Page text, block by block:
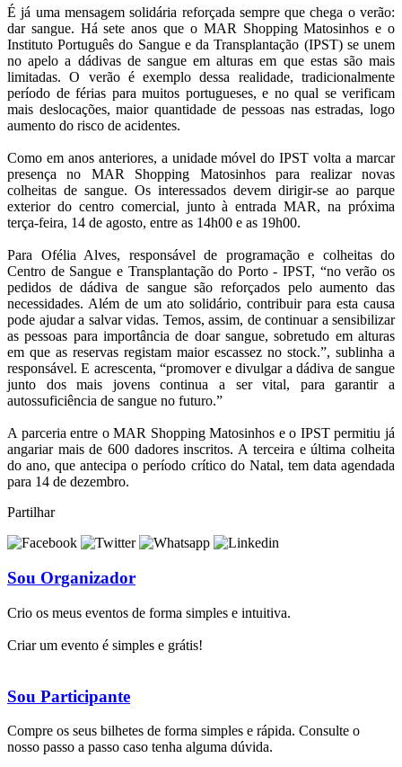
É já uma mensagem solidária reforçada sempre que chega o verão:
dar sangue. Há sete anos que o MAR Shopping Matosinhos e o
Instituto Português do Sangue e da Transplantação (IPST) se unem
no apelo a dádivas de sangue em alturas em que estas são mais
limitadas. O verão é exemplo dessa realidade, tradicionalmente
período de férias para muitos portugueses, e no qual se verificam
mais deslocações, maior quantidade de pessoas nas estradas, logo
aumento do risco de acidentes.
Como em anos anteriores, a unidade móvel do IPST volta a marcar
presença no MAR Shopping Matosinhos para realizar novas
colheitas de sangue. Os interessados devem dirigir-se ao parque
exterior do centro comercial, junto à entrada MAR, na próxima
terça-feira, 14 de agosto, entre as 14h00 e as 19h00.
Para Ofélia Alves, responsável de programação e colheitas do
Centro de Sangue e Transplantação do Porto - IPST, “no verão os
pedidos de dádiva de sangue são reforçados pelo aumento das
necessidades. Além de um ato solidário, contribuir para esta causa
pode ajudar a salvar vidas. Temos, assim, de continuar a sensibilizar
as pessoas para importância de doar sangue, sobretudo em alturas
em que as reservas registam maior escassez no stock.”, sublinha a
responsável. E acrescenta, “promover e divulgar a dádiva de sangue
junto dos mais jovens continua a ser vital, para garantir a
autossuficiência de sangue no futuro.”
A parceria entre o MAR Shopping Matosinhos e o IPST permitiu já
angariar mais de 600 dadores inscritos. A terceira e última colheita
do ano, que antecipa o período crítico do Natal, tem data agendada
para 14 de dezembro.
Partilhar
Sou Organizador
Crio os meus eventos de forma simples e intuitiva.
Criar um evento é simples e grátis!
Sou Participante
Compre os seus bilhetes de forma simples e rápida. Consulte o
nosso passo a passo caso tenha alguma dúvida.